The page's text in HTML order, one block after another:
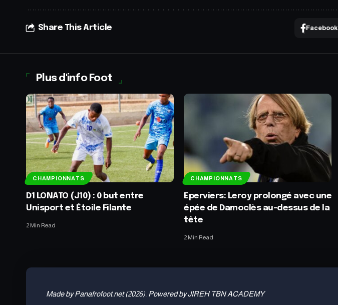
Share This Article Facebook
Plus d'info Foot
CHAMPIONNATS
D1 LONATO (J10) : 0 but entre
Unisport et Étoile Filante
2 Min Read
CHAMPIONNATS
Eperviers: Leroy prolongé avec une
épée de Damoclès au-dessus de la
tête
2 Min Read
Made by Panafrofoot.net (2026). Powered by JIREH TBN ACADEMY